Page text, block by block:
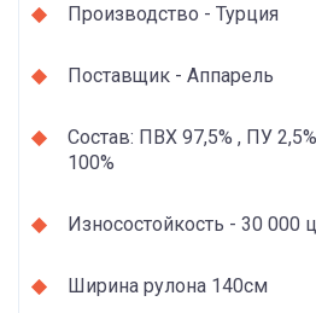
Производство - Турция
Поставщик - Аппарель
Состав: ПВХ 97,5% , ПУ
100%
Износостойкость - 30 000
Ширина рулона 140см